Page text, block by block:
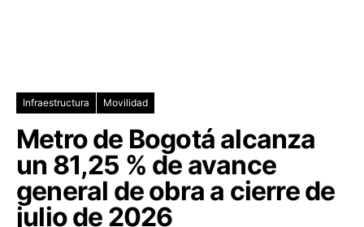
Infraestructura Movilidad
Metro de Bogotá alcanza
un 81,25 % de avance
general de obra a cierre de
julio de 2026